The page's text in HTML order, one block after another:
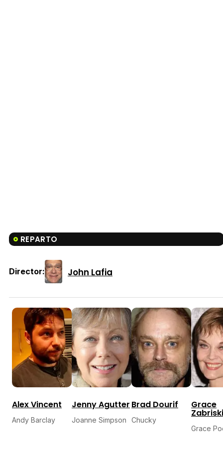
REPARTO
Director: John Lafia
Alex Vincent
Andy Barclay
Jenny Agutter
Joanne Simpson
Brad Dourif
Chucky
Grace
Grace